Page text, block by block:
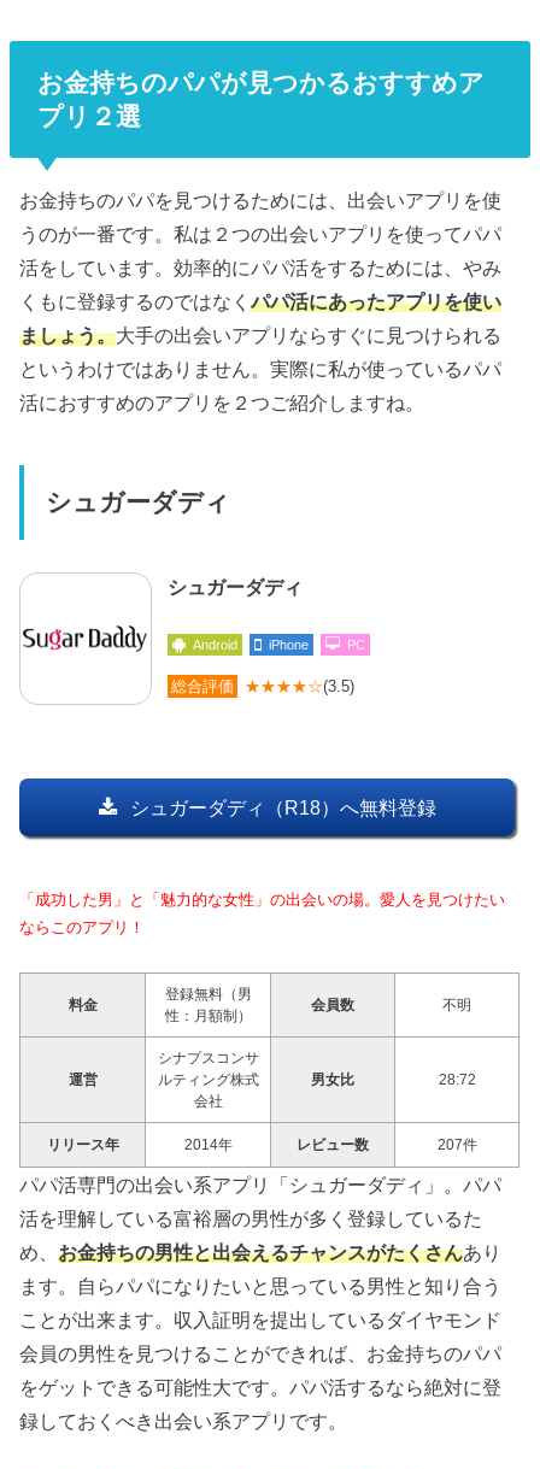
お金持ちのパパが見つかるおすすめア
プリ２選
お金持ちのパパを見つけるためには、出会いアプリを使
うのが一番です。私は２つの出会いアプリを使ってパパ
活をしています。効率的にパパ活をするためには、やみ
くもに登録するのではなくパパ活にあったアプリを使い
ましょう。大手の出会いアプリならすぐに見つけられる
というわけではありません。実際に私が使っているパパ
活におすすめのアプリを２つご紹介しますね。
シュガーダディ
シュガーダディ
Android iPhone PC
総合評価 ★★★★☆(3.5)
シュガーダディ（R18）へ無料登録
「成功した男」と「魅力的な女性」の出会いの場。愛人を見つけたい
ならこのアプリ！
料金
登録無料（男
性：月額制）
会員数 不明
運営
シナプスコンサ
ルティング株式
会社
男女比 28:72
リリース年 2014年 レビュー数 207件
パパ活専門の出会い系アプリ「シュガーダディ」。パパ
活を理解している富裕層の男性が多く登録しているた
め、お金持ちの男性と出会えるチャンスがたくさんあり
ます。自らパパになりたいと思っている男性と知り合う
ことが出来ます。収入証明を提出しているダイヤモンド
会員の男性を見つけることができれば、お金持ちのパパ
をゲットできる可能性大です。パパ活するなら絶対に登
録しておくべき出会い系アプリです。